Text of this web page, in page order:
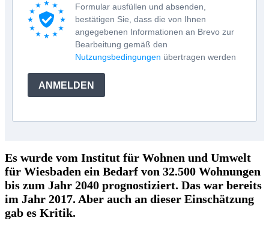
Formular ausfüllen und absenden,
bestätigen Sie, dass die von Ihnen
angegebenen Informationen an Brevo zur
Bearbeitung gemäß den
Nutzungsbedingungen übertragen werden
ANMELDEN
Es wurde vom Institut für Wohnen und Umwelt
für Wiesbaden ein Bedarf von 32.500 Wohnungen
bis zum Jahr 2040 prognostiziert. Das war bereits
im Jahr 2017. Aber auch an dieser Einschätzung
gab es Kritik.